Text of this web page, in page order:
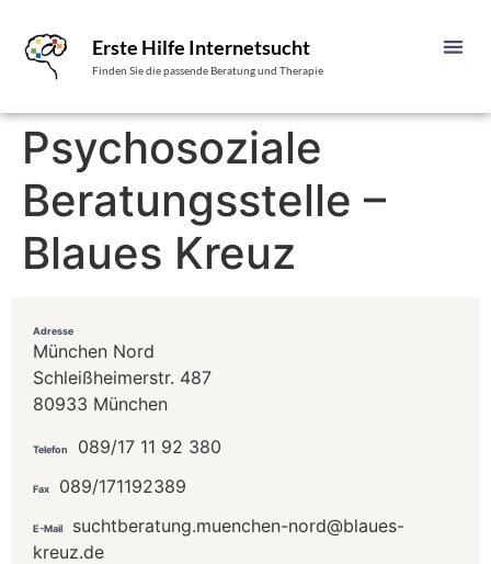
Erste Hilfe Internetsucht
Finden Sie die passende Beratung und Therapie
Psychosoziale
Beratungsstelle –
Blaues Kreuz
Adresse
München Nord
Schleißheimerstr. 487
80933 München
Telefon 089/17 11 92 380
Fax 089/171192389
E-Mail
suchtberatung.muenchen-nord@blaues-
kreuz.de